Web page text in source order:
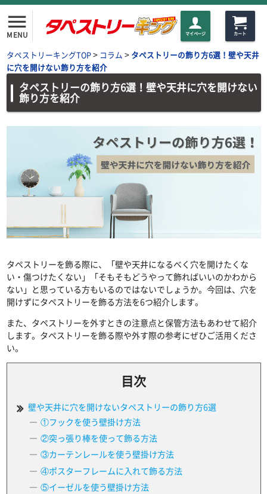
menu
MENU マイページ カート
タペストリーキングTOP> コラム > タペストリーの飾り方6選！壁や天井
に穴を開けない飾り方を紹介
タペストリーの飾り方6選！壁や天井に穴を開けない
飾り方を紹介
タペストリーを飾る際に、「壁や天井になるべく穴を開けたくな
い・傷つけたくない」「そもそもどうやって飾ればいいのかわから
ない」と思っている方もいるのではないでしょうか。今回は、穴を
開けずにタペストリーを飾る方法を6つ紹介します。
また、タペストリーを外すときの注意点と保管方法もあわせて紹介
します。タペストリーを飾る際や外す際の参考にぜひご活用くださ
い。
目次
壁や天井に穴を開けないタペストリーの飾り方6選
①フックを使う壁掛け方法
②突っ張り棒を使って飾る方法
③カーテンレールを使う壁掛け方法
④ポスターフレームに入れて飾る方法
⑤イーゼルを使う壁掛け方法